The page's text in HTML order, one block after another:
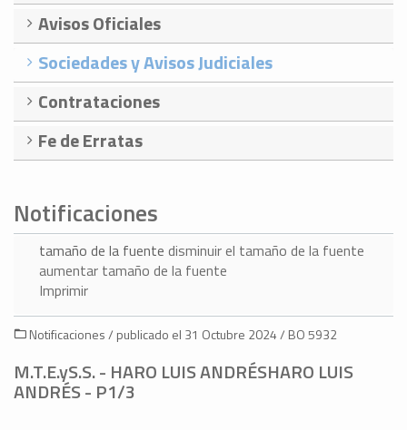
Avisos Oficiales
Sociedades y Avisos Judiciales
Contrataciones
Fe de Erratas
Notificaciones
tamaño de la fuente disminuir el tamaño de la fuente
aumentar tamaño de la fuente
Imprimir
Notificaciones / publicado el 31 Octubre 2024 / BO 5932
M.T.E.yS.S. - HARO LUIS ANDRÉSHARO LUIS
ANDRÉS - P1/3